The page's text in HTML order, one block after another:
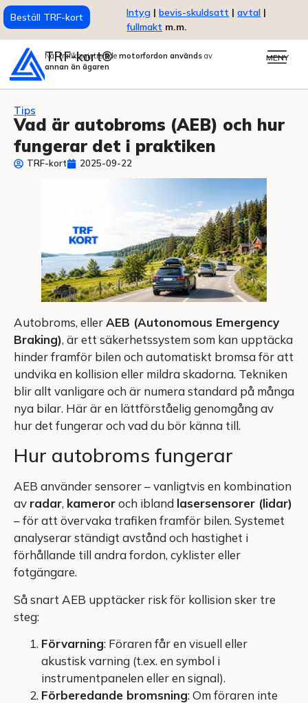
Beställ TRF-kort Intyg | bevis-skuldsatt | avtal |
fullmakt m.m.
TRF-kort®
När trafikregistrerade motorfordon används av
annan än ägaren
MENY
Tips
Vad är autobroms (AEB) och hur
fungerar det i praktiken
TRF-kort 2025-09-22
Autobroms, ellerAEB (Autonomous Emergency
Braking), är ett säkerhetssystem som kan upptäcka
hinder framför bilen och automatiskt bromsa för att
undvika en kollision eller mildra skadorna. Tekniken
blir allt vanligare och är numera standard på många
nya bilar. Här är en lättförståelig genomgång av
hur det fungerar och vad du bör känna till.
Hur autobroms fungerar
AEB använder sensorer – vanligtvis en kombination
av radar, kameroroch ibland lasersensorer (lidar)
– för att övervaka trafiken framför bilen. Systemet
analyserar ständigt avstånd och hastighet i
förhållande till andra fordon, cyklister eller
fotgängare.
Så snart AEB upptäcker risk för kollision sker tre
steg:
Förvarning: Föraren får en visuell eller
akustisk varning (t.ex. en symbol i
instrumentpanelen eller en signal).
Förberedande bromsning: Om föraren inte